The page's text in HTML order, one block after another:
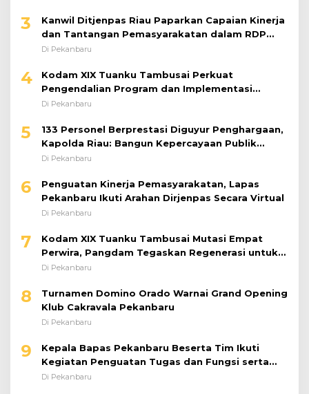
3
Kanwil Ditjenpas Riau Paparkan Capaian Kinerja
dan Tantangan Pemasyarakatan dalam RDP
Bersama Komisi XIII DPR RI
Di Pekanbaru
4
Kodam XIX Tuanku Tambusai Perkuat
Pengendalian Program dan Implementasi
Doktrin TNI AD
Di Pekanbaru
5
133 Personel Berprestasi Diguyur Penghargaan,
Kapolda Riau: Bangun Kepercayaan Publik
dengan Karya Nyata
Di Pekanbaru
6
Penguatan Kinerja Pemasyarakatan, Lapas
Pekanbaru Ikuti Arahan Dirjenpas Secara Virtual
Di Pekanbaru
7
Kodam XIX Tuanku Tambusai Mutasi Empat
Perwira, Pangdam Tegaskan Regenerasi untuk
Perkuat Kinerja Satuan
Di Pekanbaru
8
Turnamen Domino Orado Warnai Grand Opening
Klub Cakravala Pekanbaru
Di Pekanbaru
9
Kepala Bapas Pekanbaru Beserta Tim Ikuti
Kegiatan Penguatan Tugas dan Fungsi serta
Paparan Penempatan WBP ke Lapas Terbuka
Di Pekanbaru